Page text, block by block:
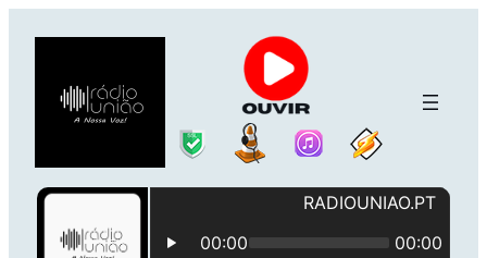
para
conteúdo